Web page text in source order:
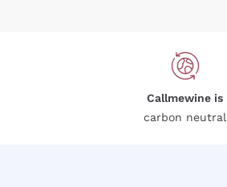
Callmewine is
carbon neutral